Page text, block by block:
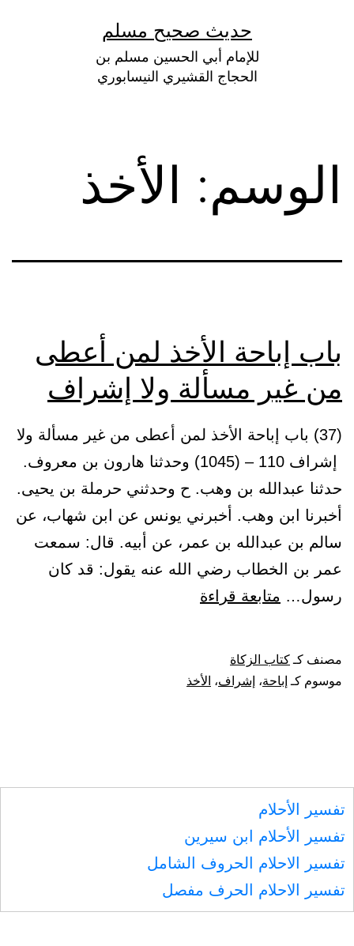
حديث صحيح مسلم
للإمام أبي الحسين مسلم بن
الحجاج القشيري النيسابوري
الوسم: الأخذ
باب إباحة الأخذ لمن أعطى
من غير مسألة ولا إشراف
(37) باب إباحة الأخذ لمن أعطى من غير مسألة ولا
إشراف 110 – (1045) وحدثنا هارون بن معروف.
حدثنا عبدالله بن وهب. ح وحدثني حرملة بن يحيى.
أخبرنا ابن وهب. أخبرني يونس عن ابن شهاب، عن
سالم بن عبدالله بن عمر، عن أبيه. قال: سمعت
عمر بن الخطاب رضي الله عنه يقول: قد كان
رسول… متابعة قراءة
لمن
مسألة
إشراف
مصنف كـكتاب الزكاة
موسوم كـ إباحة، إشراف، الأخذ
تفسير الأحلام
تفسير الأحلام ابن سيرين
تفسير الاحلام الحروف الشامل
تفسير الاحلام الحرف مفصل